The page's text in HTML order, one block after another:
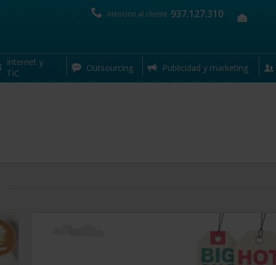
Atención al cliente 937.127.310
hasta
Internet y
TIC
Outsourcing Publicidad y marketing